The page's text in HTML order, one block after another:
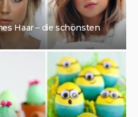
Haar – die schönsten